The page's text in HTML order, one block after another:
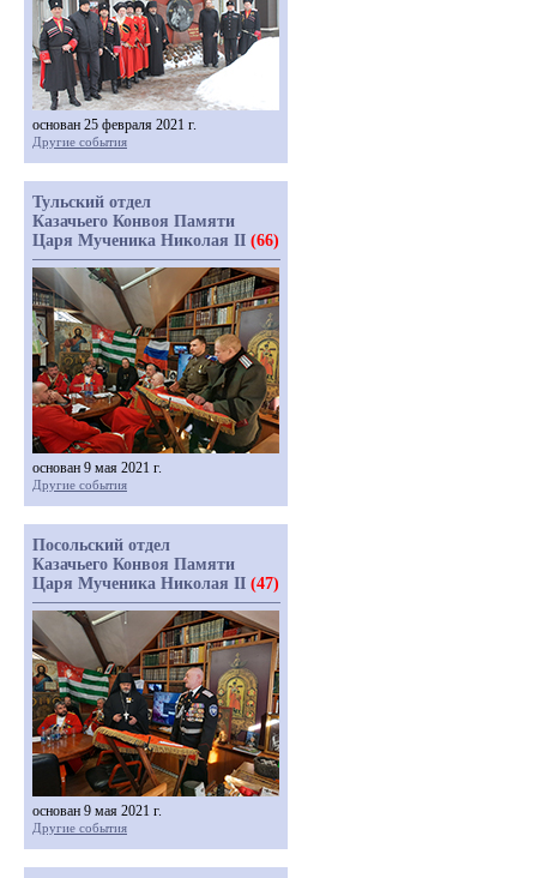
основан 25 февраля 2021 г.
Другие события
Тульский отдел
Казачьего Конвоя Памяти
Царя Мученика Николая II (66)
основан 9 мая 2021 г.
Другие события
Посольский отдел
Казачьего Конвоя Памяти
Царя Мученика Николая II (47)
основан 9 мая 2021 г.
Другие события